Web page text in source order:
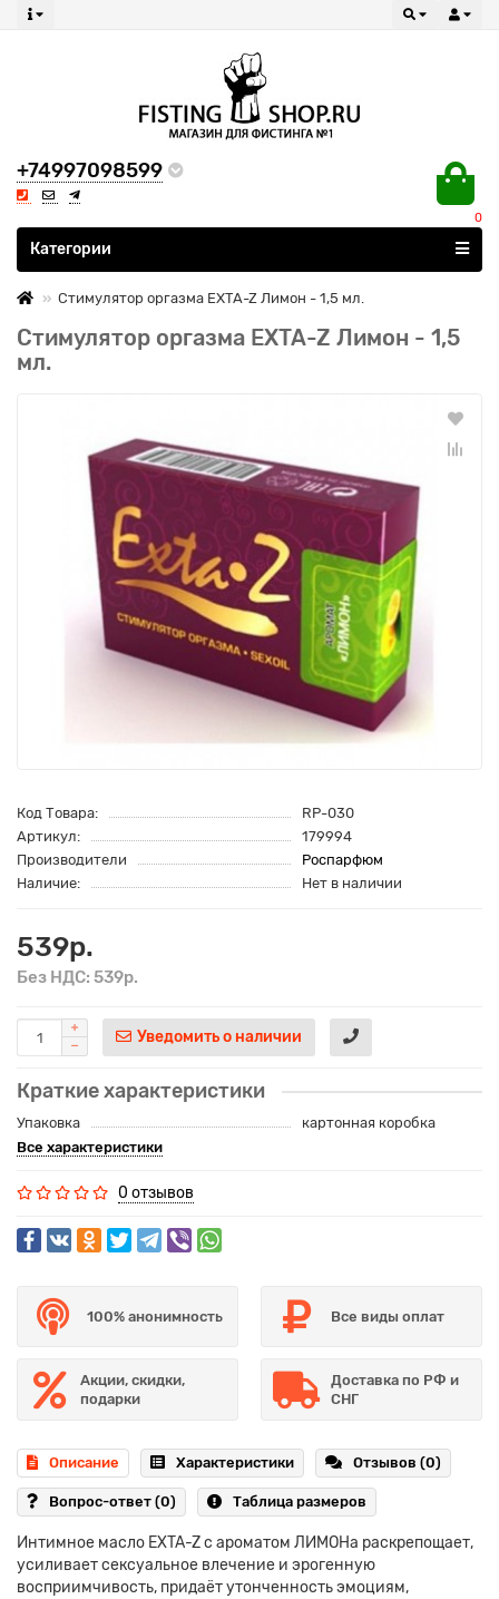
+74997098599
0
Все категории
Категории
Стимулятор оргазма EXTA-Z Лимон - 1,5 мл.
Стимулятор оргазма EXTA-Z Лимон - 1,5
мл.
Код Товара:
RP-030
Артикул:
179994
Производители
Роспарфюм
Наличие:
Нет в наличии
539р.
Без НДС: 539р.
Уведомить о наличии
Краткие характеристики
Упаковка
картонная коробка
Все характеристики
0 отзывов
100% анонимность Все виды оплат
Акции, скидки,
подарки
Доставка по РФ и
СНГ
Описание Характеристики Отзывов (0)
Вопрос-ответ (0) Таблица размеров
Интимное масло EXTA-Z с ароматом ЛИМОНа раскрепощает,
усиливает сексуальное влечение и эрогенную
восприимчивость, придаёт утонченность эмоциям,